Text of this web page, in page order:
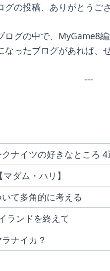
グの投稿、ありがとうご
ログの中で、MyGame8
ったブログがあれば、
---
ナイツの好きなところ 4
ダム・ハリ】
て多角的に考える
ランドを終えて
ナイカ？